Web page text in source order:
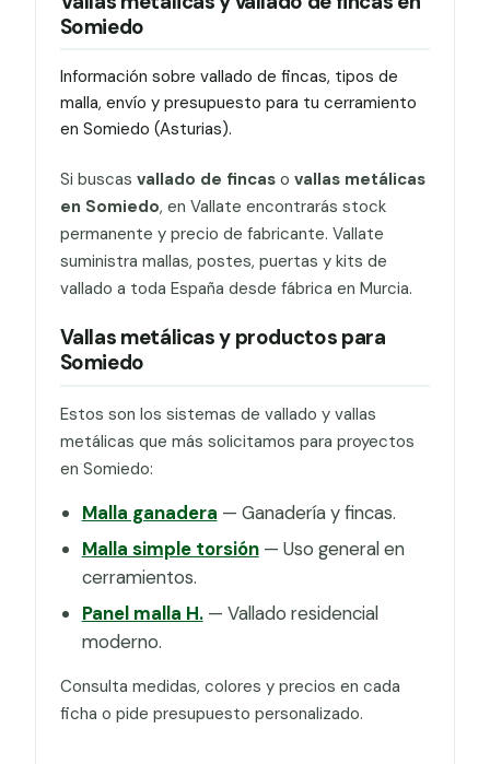
Somiedo
Información sobre vallado de fincas, tipos de
malla, envío y presupuesto para tu cerramiento
en Somiedo (Asturias).
Si buscas vallado de fincaso vallas metálicas
en Somiedo, en Vallate encontrarás stock
permanente y precio de fabricante. Vallate
suministra mallas, postes, puertas y kits de
vallado a toda España desde fábrica en Murcia.
Vallas metálicas y productos para
Somiedo
Estos son los sistemas de vallado y vallas
metálicas que más solicitamos para proyectos
en Somiedo:
Malla ganadera — Ganadería y fincas.
Malla simple torsión— Uso general en
cerramientos.
Panel malla H.— Vallado residencial
moderno.
Consulta medidas, colores y precios en cada
ficha o pide presupuesto personalizado.